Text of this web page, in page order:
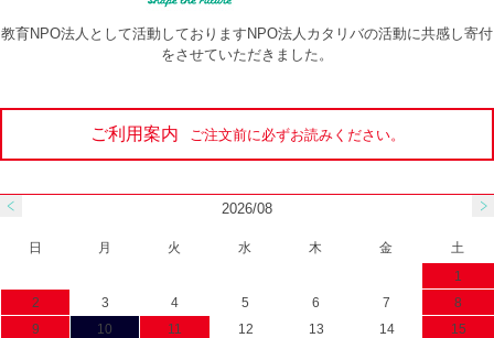
教育NPO法人として活動しておりますNPO法人カタリバの活動に共感し寄付
をさせていただきました。
ご利用案内 ご注文前に必ずお読みください。
2026/08
日 月 火 水 木 金
土
1
2
3 4 5 6 7
8
9
10 11 12 13 14
15